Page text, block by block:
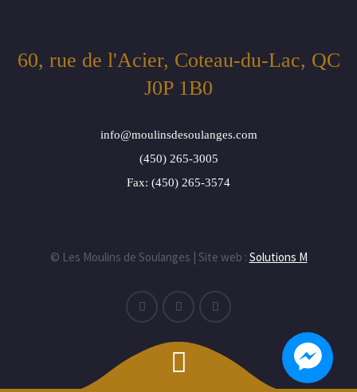
60, rue de l'Acier, Coteau-du-Lac, QC
J0P 1B0
info@moulinsdesoulanges.com
(450) 265-3005
Fax: (450) 265-3574
© Les Moulins de Soulanges | Site web : Solutions M